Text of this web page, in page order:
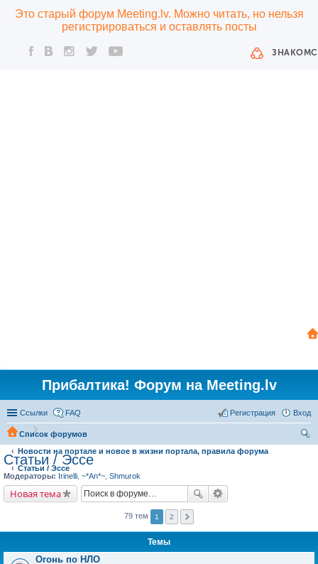
Это старый форум Meeting.lv. Можно читать, но нельзя
регистрироваться и оставлять посты
Прибалтика! Форум на Meeting.lv
Ссылки FAQ Вход
Регистрация
Список форумов
Новости на портале и новое в жизни портала, правила форума
Статьи / Эссе
Статьи / Эссе
Модераторы: Irinelli ~*An*~ Shmurok
Новая тема
79 тем 1 2
Темы
Огонь по НЛО